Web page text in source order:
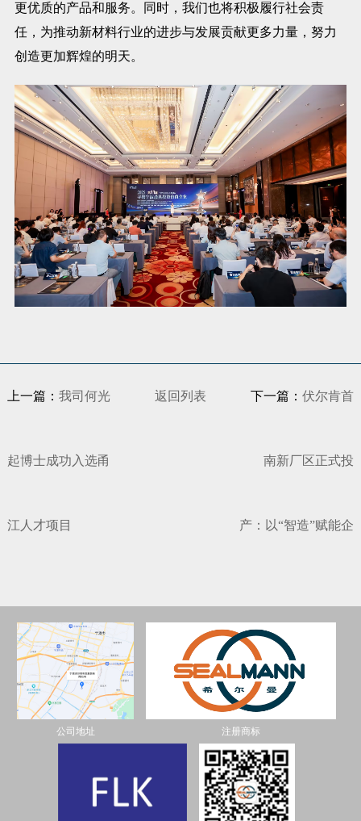
更优质的产品和服务。同时，我们也将积极履行社会责
任，为推动新材料行业的进步与发展贡献更多力量，努力
创造更加辉煌的明天。​
上一篇： 我司何光
起博士成功入选甬
江人才项目
返回列表 下一篇： 伏尔肯首
南新厂区正式投
产：以“智造”赋能企
公司地址 注册商标